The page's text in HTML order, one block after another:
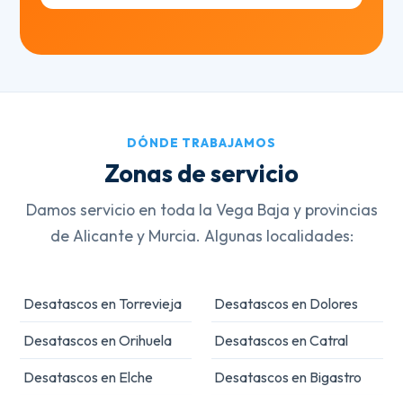
DÓNDE TRABAJAMOS
Zonas de servicio
Damos servicio en toda la Vega Baja y provincias
de Alicante y Murcia. Algunas localidades:
Desatascos en Torrevieja
Desatascos en Orihuela
Desatascos en Elche
Desatascos en Dolores
Desatascos en Catral
Desatascos en Bigastro